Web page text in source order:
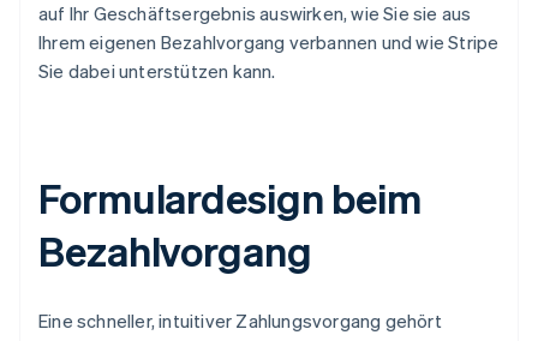
auf Ihr Geschäftsergebnis auswirken, wie Sie sie aus
Ihrem eigenen Bezahlvorgang verbannen und wie Stripe
Sie dabei unterstützen kann.
Formulardesign beim
Bezahlvorgang
Eine schneller, intuitiver Zahlungsvorgang gehört